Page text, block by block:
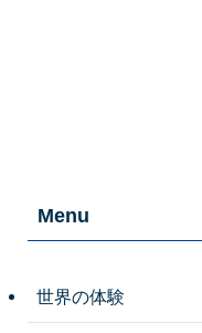
Menu
世界の体験